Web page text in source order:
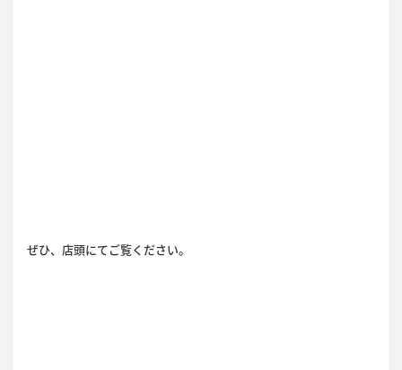
ぜひ、店頭にてご覧ください。